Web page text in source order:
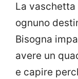
La
ognuno
Bisogna
avere un
e capire